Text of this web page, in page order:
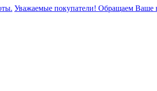
Уважаемые покупатели! Обращаем Ваше